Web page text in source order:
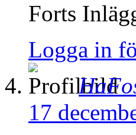
Forts
Logga in
17